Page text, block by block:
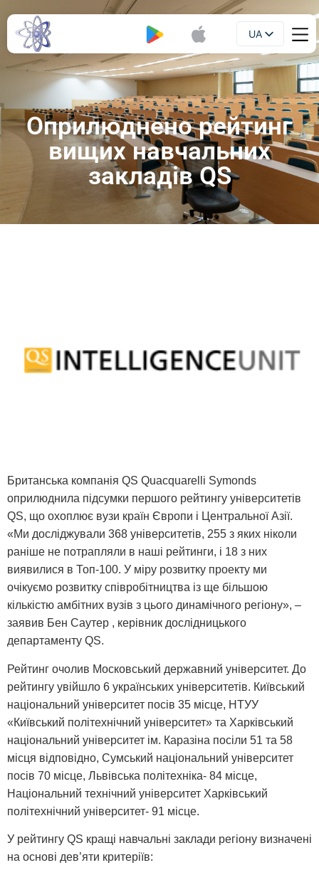
UA
EN
Оприлюднено рейтинг
вищих навчальних
закладів QS
Британська компанія QS Quacquarelli Symonds
оприлюднила підсумки першого рейтингу університетів
QS, що охоплює вузи країн Європи і Центральної Азії.
«Ми досліджували 368 університетів, 255 з яких ніколи
раніше не потрапляли в наші рейтинги, і 18 з них
виявилися в Топ-100. У міру розвитку проекту ми
очікуємо розвитку співробітництва із ще більшою
кількістю амбітних вузів з цього динамічного регіону», –
заявив Бен Саутер , керівник дослідницького
департаменту QS.
Рейтинг очолив Московський державний університет. До
рейтингу увійшло 6 українських університетів. Київський
національний університет посів 35 місце, НТУУ
«Київський політехнічний університет» та Харківський
національний університет ім. Каразіна посіли 51 та 58
місця відповідно, Сумський національний університет
посів 70 місце, Львівська політехніка- 84 місце,
Національний технічний університет Харківський
політехнічний університет- 91 місце.
У рейтингу QS кращі навчальні заклади регіону визначені
на основі дев’яти критеріїв: